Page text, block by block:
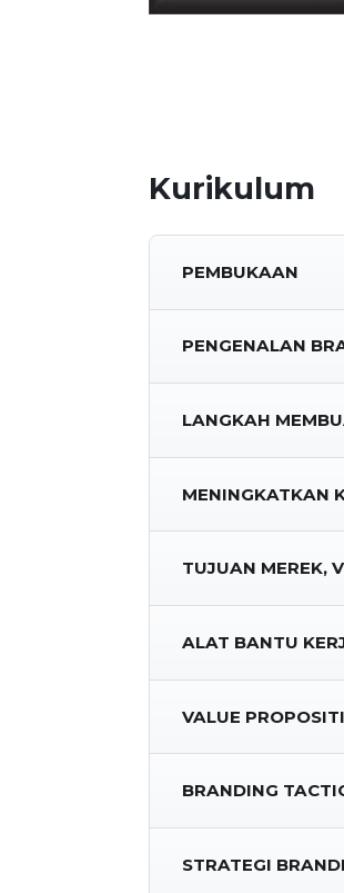
Kurikulum
PEMBUKAAN
PENGENALAN
LANGKAH
MENINGKATKAN
TUJUAN MEREK,
ALAT BANTU
VALUE
BRANDING
STRATEGI